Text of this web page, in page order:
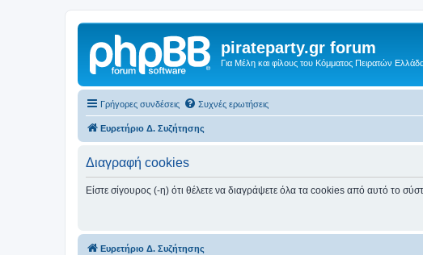
pirateparty.gr forum
Για Μέλη και φίλους του Κόμματος Πειρατών
Γρήγορες συνδέσεις Συχνές ερωτήσεις
Ευρετήριο Δ. Συζήτησης
Διαγραφή cookies
Είστε σίγουρος (-η) ότι θέλετε να διαγράψετε όλα τα cookies από αυτό το
Ευρετήριο Δ. Συζήτησης